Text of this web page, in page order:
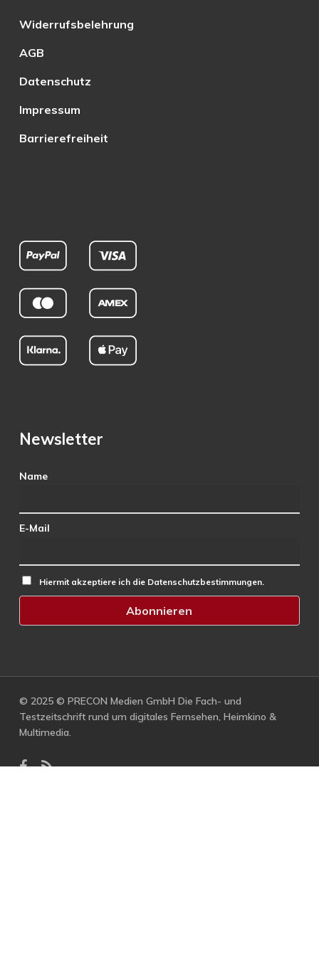
Widerrufsbelehrung
AGB
Datenschutz
Impressum
Barrierefreiheit
Newsletter
Name
E-Mail
Hiermit akzeptiere ich die Datenschutzbestimmungen.
© 2025 © PRECON Medien GmbH Die Fach- und
Testzeitschrift rund um digitales Fernsehen, Heimkino &
Multimedia.
facebook
RSS